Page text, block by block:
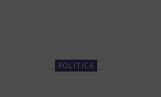
POLÍTICA